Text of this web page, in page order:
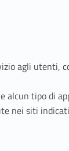
agli utenti,
alcun tipo di
nei siti